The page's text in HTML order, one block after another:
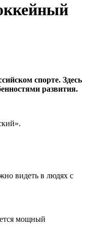
спорте. Здесь
развития.
видеть в людях с
мощный